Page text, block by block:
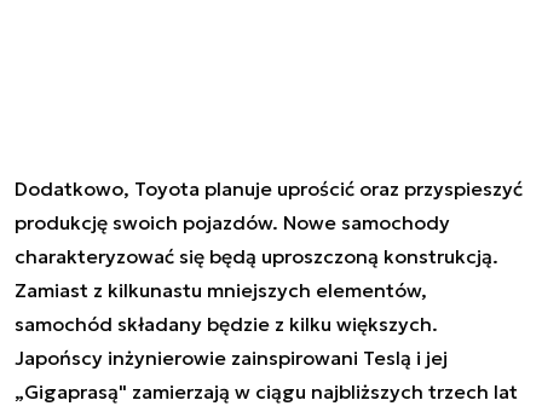
Dodatkowo, Toyota planuje uprościć oraz przyspieszyć
produkcję swoich pojazdów. Nowe samochody
charakteryzować się będą uproszczoną konstrukcją.
Zamiast z kilkunastu mniejszych elementów,
samochód składany będzie z kilku większych.
Japońscy inżynierowie zainspirowani Teslą i jej
„Gigaprasą" zamierzają w ciągu najbliższych trzech lat